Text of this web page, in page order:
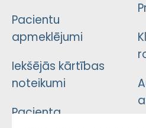
Pacientu
apmeklējumi
Iekšējās kārtības
noteikumi
Pacienta